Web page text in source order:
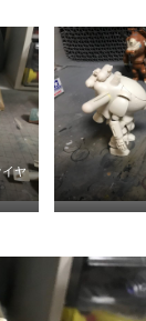
イヤ